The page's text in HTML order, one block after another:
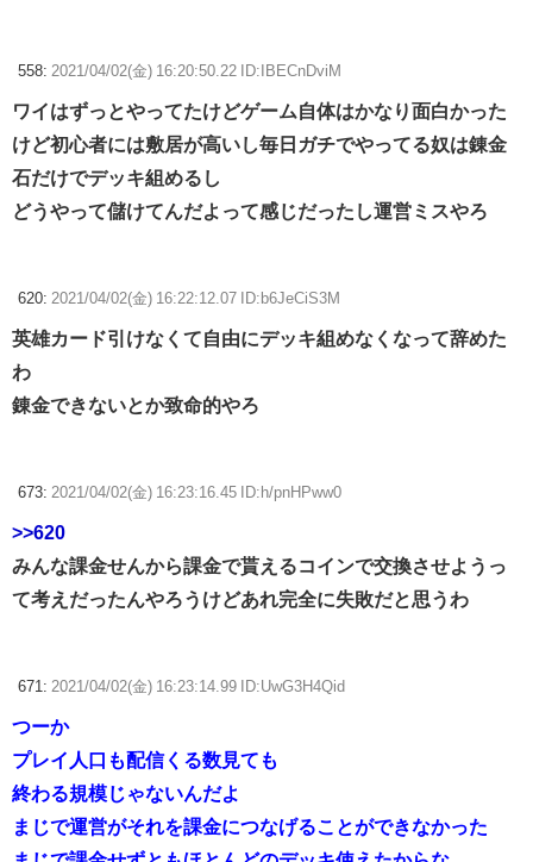
558: 2021/04/02(金) 16:20:50.22 ID:IBECnDviM
ワイはずっとやってたけどゲーム自体はかなり面白かった
けど初心者には敷居が高いし毎日ガチでやってる奴は錬金
石だけでデッキ組めるし
どうやって儲けてんだよって感じだったし運営ミスやろ
620: 2021/04/02(金) 16:22:12.07 ID:b6JeCiS3M
英雄カード引けなくて自由にデッキ組めなくなって辞めた
わ
錬金できないとか致命的やろ
673: 2021/04/02(金) 16:23:16.45 ID:h/pnHPww0
>>620
みんな課金せんから課金で貰えるコインで交換させようっ
て考えだったんやろうけどあれ完全に失敗だと思うわ
671: 2021/04/02(金) 16:23:14.99 ID:UwG3H4Qid
つーか
プレイ人口も配信くる数見ても
終わる規模じゃないんだよ
まじで運営がそれを課金につなげることができなかった